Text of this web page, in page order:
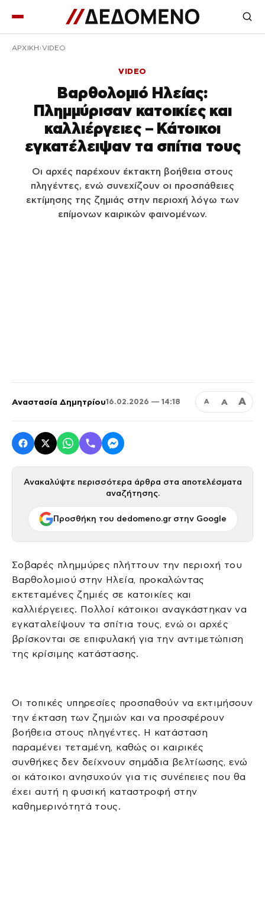
ΑΡΧΙΚΉ VIDEO
VIDEO
Βαρθολομιό Ηλείας:
Πλημμύρισαν κατοικίες και
καλλιέργειες – Κάτοικοι
εγκατέλειψαν τα σπίτια τους
Οι αρχές παρέχουν έκτακτη βοήθεια στους
πληγέντες, ενώ συνεχίζουν οι προσπάθειες
εκτίμησης της ζημιάς στην περιοχή λόγω των
επίμονων καιρικών φαινομένων.
Αναστασία Δημητρίου16.02.2026 — 14:18 Α Α Α
Ανακαλύψτε περισσότερα άρθρα στα αποτελέσματα
αναζήτησης.
Προσθήκη του dedomeno.gr στην Google
Σοβαρές πλημμύρες πλήττουν την περιοχή του
Βαρθολομιού στην Ηλεία, προκαλώντας
εκτεταμένες ζημιές σε κατοικίες και
καλλιέργειες. Πολλοί κάτοικοι αναγκάστηκαν να
εγκαταλείψουν τα σπίτια τους, ενώ οι αρχές
βρίσκονται σε επιφυλακή για την αντιμετώπιση
της κρίσιμης κατάστασης.
Οι τοπικές υπηρεσίες προσπαθούν να εκτιμήσουν
την έκταση των ζημιών και να προσφέρουν
βοήθεια στους πληγέντες. Η κατάσταση
παραμένει τεταμένη, καθώς οι καιρικές
συνθήκες δεν δείχνουν σημάδια βελτίωσης, ενώ
οι κάτοικοι ανησυχούν για τις συνέπειες που θα
έχει αυτή η φυσική καταστροφή στην
καθημερινότητά τους.